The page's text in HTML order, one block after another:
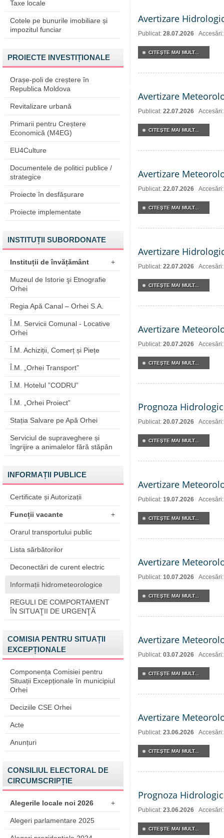
Taxe locale
Cotele pe bunurile imobiliare și
impozitul funciar
PROIECTE INVESTIȚIONALE
Orașe-poli de creștere în
Republica Moldova
Revitalizare urbană
Primarii pentru Creștere
Economică (M4EG)
EU4Culture
Documentele de politici publice /
strategice
Proiecte în desfășurare
Proiecte implementate
INSTITUȚII SUBORDONATE
Instituții de învățământ +
Muzeul de Istorie şi Etnografie
Orhei
Regia Apă Canal – Orhei S.A.
Î.M. Servicii Comunal - Locative
Orhei
Î.M. Achiziții, Comerț și Piețe
Î.M. „Orhei Transport”
Î.M. Hotelul ”CODRU”
Î.M. „Orhei Proiect”
Stația Salvare pe Apă Orhei
Serviciul de supraveghere și
îngrijire a animalelor fără stăpân
INFORMAȚII PUBLICE
Certificate și Autorizații
Funcții vacante +
Orarul transportului public
Lista sărbătorilor
Deconectări de curent electric
Informații hidrometeorologice
REGULI DE COMPORTAMENT
ÎN SITUAŢII DE URGENŢĂ
COMISIA PENTRU SITUAȚII
EXCEPȚIONALE
Componența Comisiei pentru
Situații Excepționale în municipiul
Orhei
Deciziile CSE Orhei
Acte
Anunțuri
CONSILIUL ELECTORAL DE
CIRCUMSCRIPȚIE
Alegerile locale noi 2026 +
Alegeri parlamentare 2025
Avertizare
Publicat: 28.07.2026
CITEŞTE MAI MULT...
Avertizare
Publicat: 22.07.2026
CITEŞTE MAI MULT...
Avertizare
Publicat: 22.07.2026
CITEŞTE MAI MULT...
Avertizare
Publicat: 22.07.2026
CITEŞTE MAI MULT...
Avertizare
Publicat: 20.07.2026
CITEŞTE MAI MULT...
Prognoza
Publicat: 20.07.2026
CITEŞTE MAI MULT...
Avertizare
Publicat: 19.07.2026
CITEŞTE MAI MULT...
Avertizare
Publicat: 10.07.2026
CITEŞTE MAI MULT...
Avertizare
Publicat: 03.07.2026
CITEŞTE MAI MULT...
Avertizare
Publicat: 23.06.2026
CITEŞTE MAI MULT...
Prognoza
Publicat: 23.06.2026
CITEŞTE MAI MULT...